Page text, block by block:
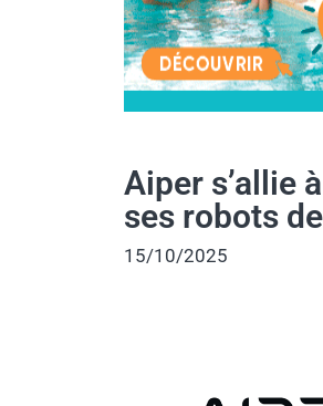
Aiper s’allie
ses robots
15/10/2025